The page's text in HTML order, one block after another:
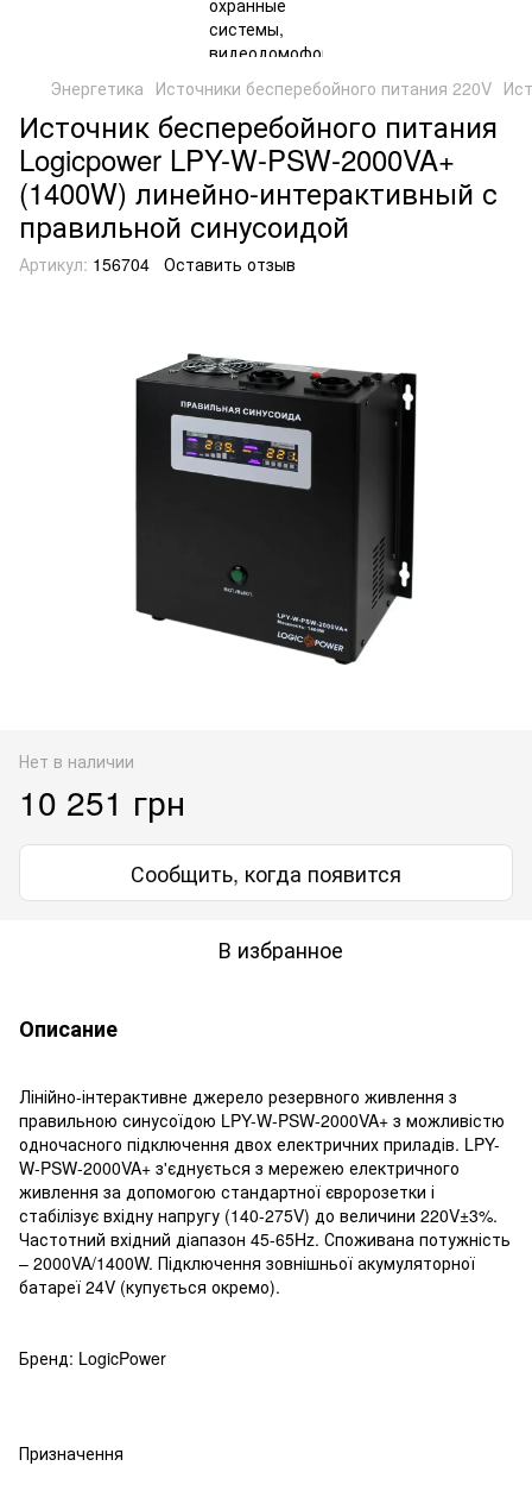
Энергетика Источники бесперебойного питания 220V
Источник бесперебойного питания
Logicpower LPY-W-PSW-2000VA+
(1400W) линейно-интерактивный с
правильной синусоидой
Артикул: 156704 Оставить отзыв
Нет в наличии
10 251 грн
Сообщить, когда появится
В избранное
Описание
Лінійно-інтерактивне джерело резервного живлення з
правильною синусоїдою LPY-W-PSW-2000VA+ з можливістю
одночасного підключення двох електричних приладів. LPY-
W-PSW-2000VA+ з'єднується з мережею електричного
живлення за допомогою стандартної євророзетки і
стабілізує вхідну напругу (140-275V) до величини 220V±3%.
Частотний вхідний діапазон 45-65Hz. Споживана потужність
– 2000VA/1400W. Підключення зовнішньої акумуляторної
батареї 24V (купується окремо).
Бренд: LogicPower
Призначення